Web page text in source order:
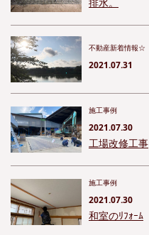
不動産新着情報☆
2021.07.31
施工事例
2021.07.30
工場改修工事
施工事例
2021.07.30
和室のﾘﾌｫｰﾑ